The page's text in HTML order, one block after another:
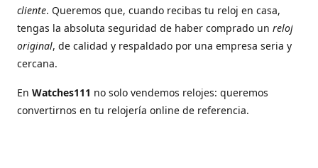
cliente. Queremos que, cuando recibas tu reloj en casa,
tengas la absoluta seguridad de haber comprado un reloj
original, de calidad y respaldado por una empresa seria y
cercana.
En Watches111 no solo vendemos relojes: queremos
convertirnos en tu relojería online de referencia.